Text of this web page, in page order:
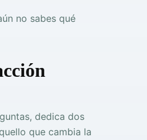
no sabes qué
dedica dos
que cambia la